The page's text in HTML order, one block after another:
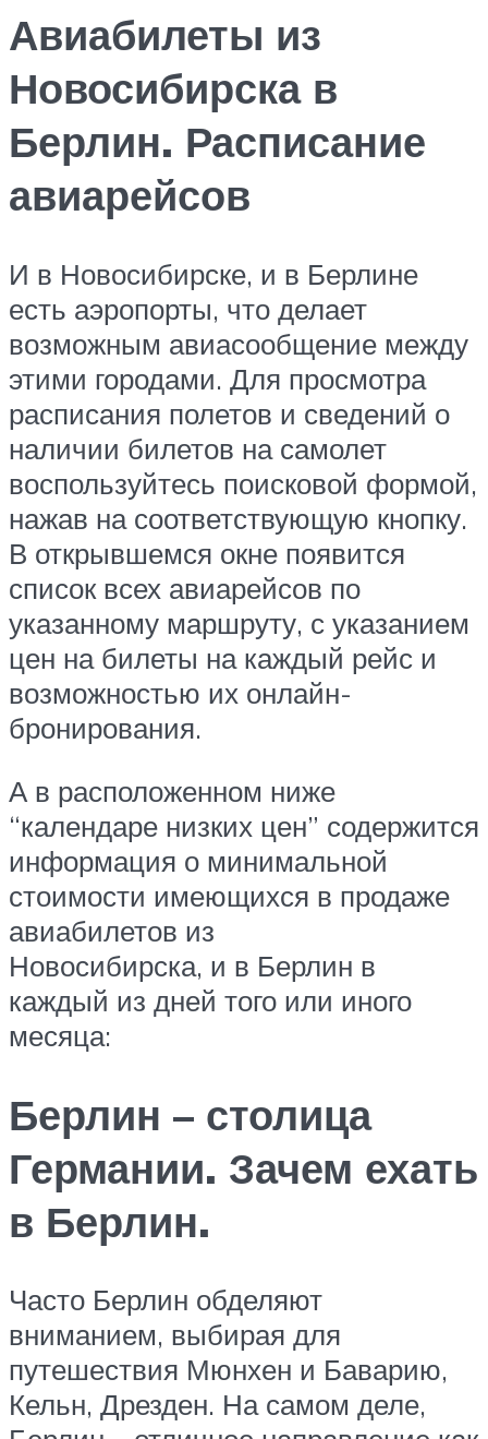
Авиабилеты из
Новосибирска в
Берлин. Расписание
авиарейсов
И в Новосибирске, и в Берлине
есть аэропорты, что делает
возможным авиасообщение между
этими городами. Для просмотра
расписания полетов и сведений о
наличии билетов на самолет
воспользуйтесь поисковой формой,
нажав на соответствующую кнопку.
В открывшемся окне появится
список всех авиарейсов по
указанному маршруту, с указанием
цен на билеты на каждый рейс и
возможностью их онлайн-
бронирования.
А в расположенном ниже
“календаре низких цен” содержится
информация о минимальной
стоимости имеющихся в продаже
авиабилетов из
Новосибирска, и в Берлин в
каждый из дней того или иного
месяца:
Берлин – столица
Германии. Зачем ехать
в Берлин.
Часто Берлин обделяют
вниманием, выбирая для
путешествия Мюнхен и Баварию,
Кельн, Дрезден. На самом деле,